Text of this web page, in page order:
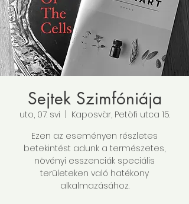
Sejtek Szimfóniája
uto, 07. svi
Kaposvàr, Petöfi utca 15.
Ezen az eseményen részletes
betekintést adunk a természetes,
növényi esszenciák speciális
területeken való hatékony
alkalmazásához.